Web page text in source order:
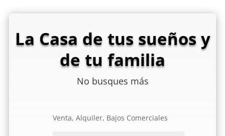
La Casa de tus sueños y
de tu familia
No busques más
Venta, Alquiler, Bajos Comerciales